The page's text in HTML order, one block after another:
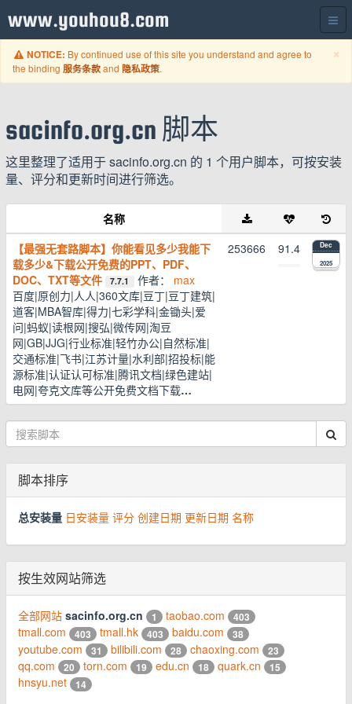
www.youhou8.com
×
NOTICE: By continued use of this site you understand and agree to
the binding 服务条款and 隐私政策.
sacinfo.org.cn 脚本
这里整理了适用于 sacinfo.org.cn 的 1 个用户脚本，可按安装
量、评分和更新时间进行筛选。
名称
【最强无套路脚本】你能看见多少我能下
载多少&下载公开免费的PPT、PDF、
DOC、TXT等文件
7.7.1 作者： max
百度|原创力|人人|360文库|豆丁|豆丁建筑|
道客|MBA智库|得力|七彩学科|金锄头|爱
问|蚂蚁|读根网|搜弘|微传网|淘豆
网|GB|JJG|行业标准|轻竹办公|自然标准|
交通标准|飞书|江苏计量|水利部|招投标|能
源标准|认证认可标准|腾讯文档|绿色建站|
电网|夸克文库等公开免费文档下载…
253666 91.4 Dec
2025
脚本排序
总安装量 日安装量 评分 创建日期 更新日期 名称
按生效网站筛选
全部网站 sacinfo.org.cn 1 taobao.com 403
tmall.com 403 tmall.hk 403 baidu.com 38
youtube.com 31 bilibili.com 28 chaoxing.com 23
qq.com 20 torn.com 19 edu.cn 18 quark.cn 15
hnsyu.net 14